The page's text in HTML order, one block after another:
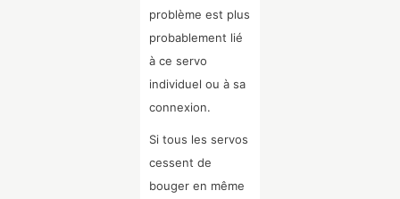
problème est plus
probablement lié
à ce servo
individuel ou à sa
connexion.
Si tous les servos
cessent de
bouger en même